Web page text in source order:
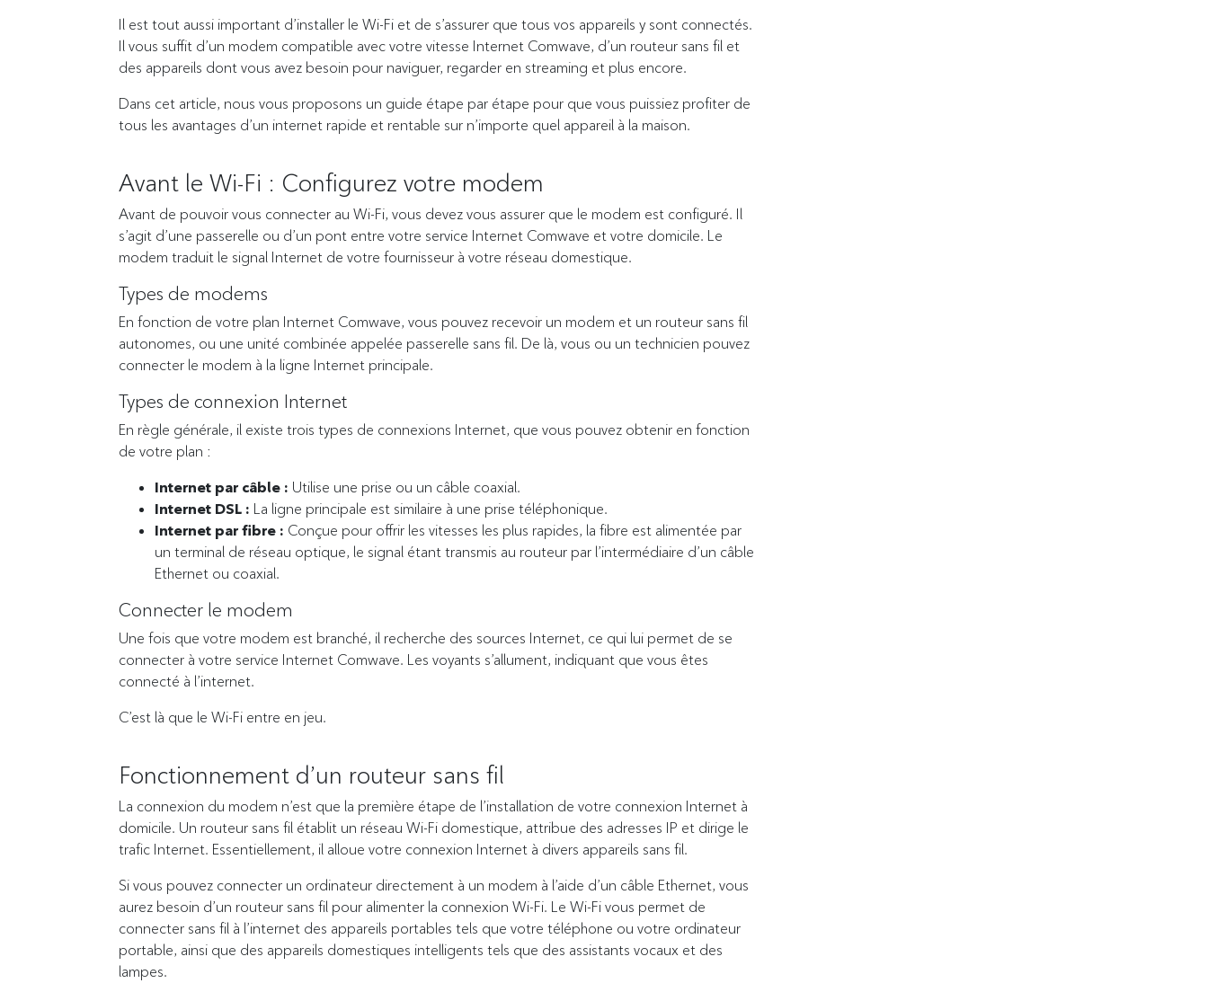
Il est tout aussi important d’installer le Wi-Fi et de s’assurer que tous vos appareils y sont connectés.
Il vous suffit d’un modem compatible avec votre vitesse Internet Comwave, d’un routeur sans fil et
des appareils dont vous avez besoin pour naviguer, regarder en streaming et plus encore.
Dans cet article, nous vous proposons un guide étape par étape pour que vous puissiez profiter de
tous les avantages d’un internet rapide et rentable sur n’importe quel appareil à la maison.
Avant le Wi-Fi : Configurez votre modem
Avant de pouvoir vous connecter au Wi-Fi, vous devez vous assurer que le modem est configuré. Il
s’agit d’une passerelle ou d’un pont entre votre service Internet Comwave et votre domicile. Le
modem traduit le signal Internet de votre fournisseur à votre réseau domestique.
Types de modems
En fonction de votre plan Internet Comwave, vous pouvez recevoir un modem et un routeur sans fil
autonomes, ou une unité combinée appelée passerelle sans fil. De là, vous ou un technicien pouvez
connecter le modem à la ligne Internet principale.
Types de connexion Internet
En règle générale, il existe trois types de connexions Internet, que vous pouvez obtenir en fonction
de votre plan :
Internet par câble : Utilise une prise ou un câble coaxial.
Internet DSL : La ligne principale est similaire à une prise téléphonique.
Internet par fibre : Conçue pour offrir les vitesses les plus rapides, la fibre est alimentée par
un terminal de réseau optique, le signal étant transmis au routeur par l’intermédiaire d’un câble
Ethernet ou coaxial.
Connecter le modem
Une fois que votre modem est branché, il recherche des sources Internet, ce qui lui permet de se
connecter à votre service Internet Comwave. Les voyants s’allument, indiquant que vous êtes
connecté à l’internet.
C’est là que le Wi-Fi entre en jeu.
Fonctionnement d’un routeur sans fil
La connexion du modem n’est que la première étape de l’installation de votre connexion Internet à
domicile. Un routeur sans fil établit un réseau Wi-Fi domestique, attribue des adresses IP et dirige le
trafic Internet. Essentiellement, il alloue votre connexion Internet à divers appareils sans fil.
Si vous pouvez connecter un ordinateur directement à un modem à l’aide d’un câble Ethernet, vous
aurez besoin d’un routeur sans fil pour alimenter la connexion Wi-Fi. Le Wi-Fi vous permet de
connecter sans fil à l’internet des appareils portables tels que votre téléphone ou votre ordinateur
portable, ainsi que des appareils domestiques intelligents tels que des assistants vocaux et des
lampes.